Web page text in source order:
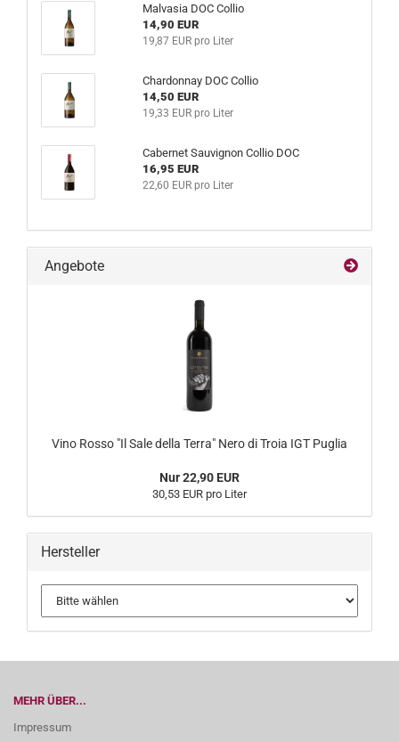
Mal­va­sia DOC Col­lio
14,90 EUR
19,87 EUR pro Liter
Char­don­nay DOC Col­lio
14,50 EUR
19,33 EUR pro Liter
Ca­ber­net Sau­vi­gnon Col­lio DOC
16,95 EUR
22,60 EUR pro Liter
Angebote
Vino Rosso "Il Sale della Terra" Nero di Troia IGT Puglia
Nur 22,90 EUR
30,53 EUR pro Liter
Hersteller
MEHR ÜBER...
Impressum